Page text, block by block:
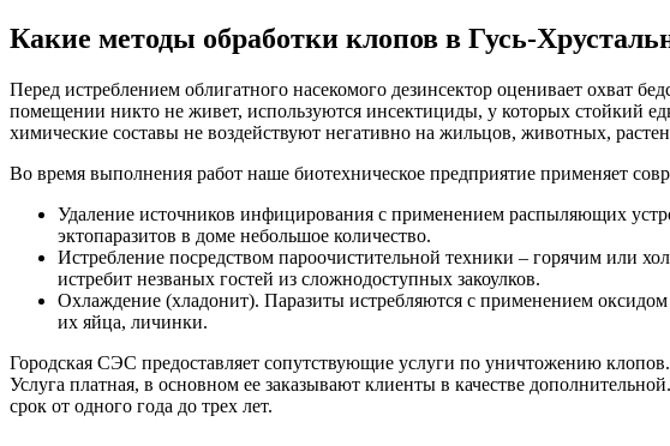
Какие методы обработки клопов в Гусь-
Перед истреблением облигатного насекомого дезинсектор оценивает охват
помещении никто не живет, используются инсектициды, у которых стойкий
химические составы не воздействуют негативно на жильцов, животных,
Во время выполнения работ наше биотехническое предприятие применяет
Удаление источников инфицирования с применением распыляющих
эктопаразитов в доме небольшое количество.
Истребление посредством пароочистительной техники – горячим или
истребит незваных гостей из сложнодоступных закоулков.
Охлаждение (хладонит). Паразиты истребляются с применением
их яйца, личинки.
Городская СЭС предоставляет сопутствующие услуги по уничтожению
Услуга платная, в основном ее заказывают клиенты в качестве
срок от одного года до трех лет.